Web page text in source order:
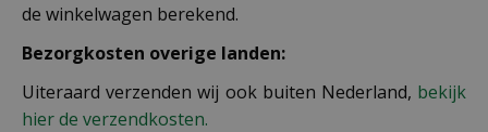
de winkelwagen berekend.
Bezorgkosten overige landen:
Uiteraard verzenden wij ook buiten Nederland, bekijk
hier de verzendkosten.